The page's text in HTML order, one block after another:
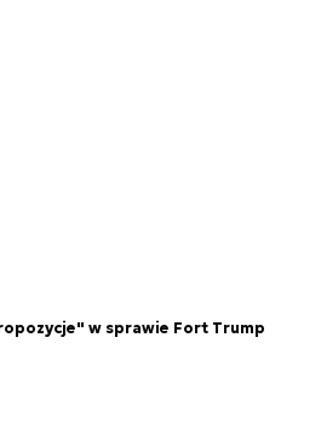
w sprawie Fort Trump